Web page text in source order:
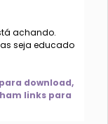
achando.
seja educado
download,
links para